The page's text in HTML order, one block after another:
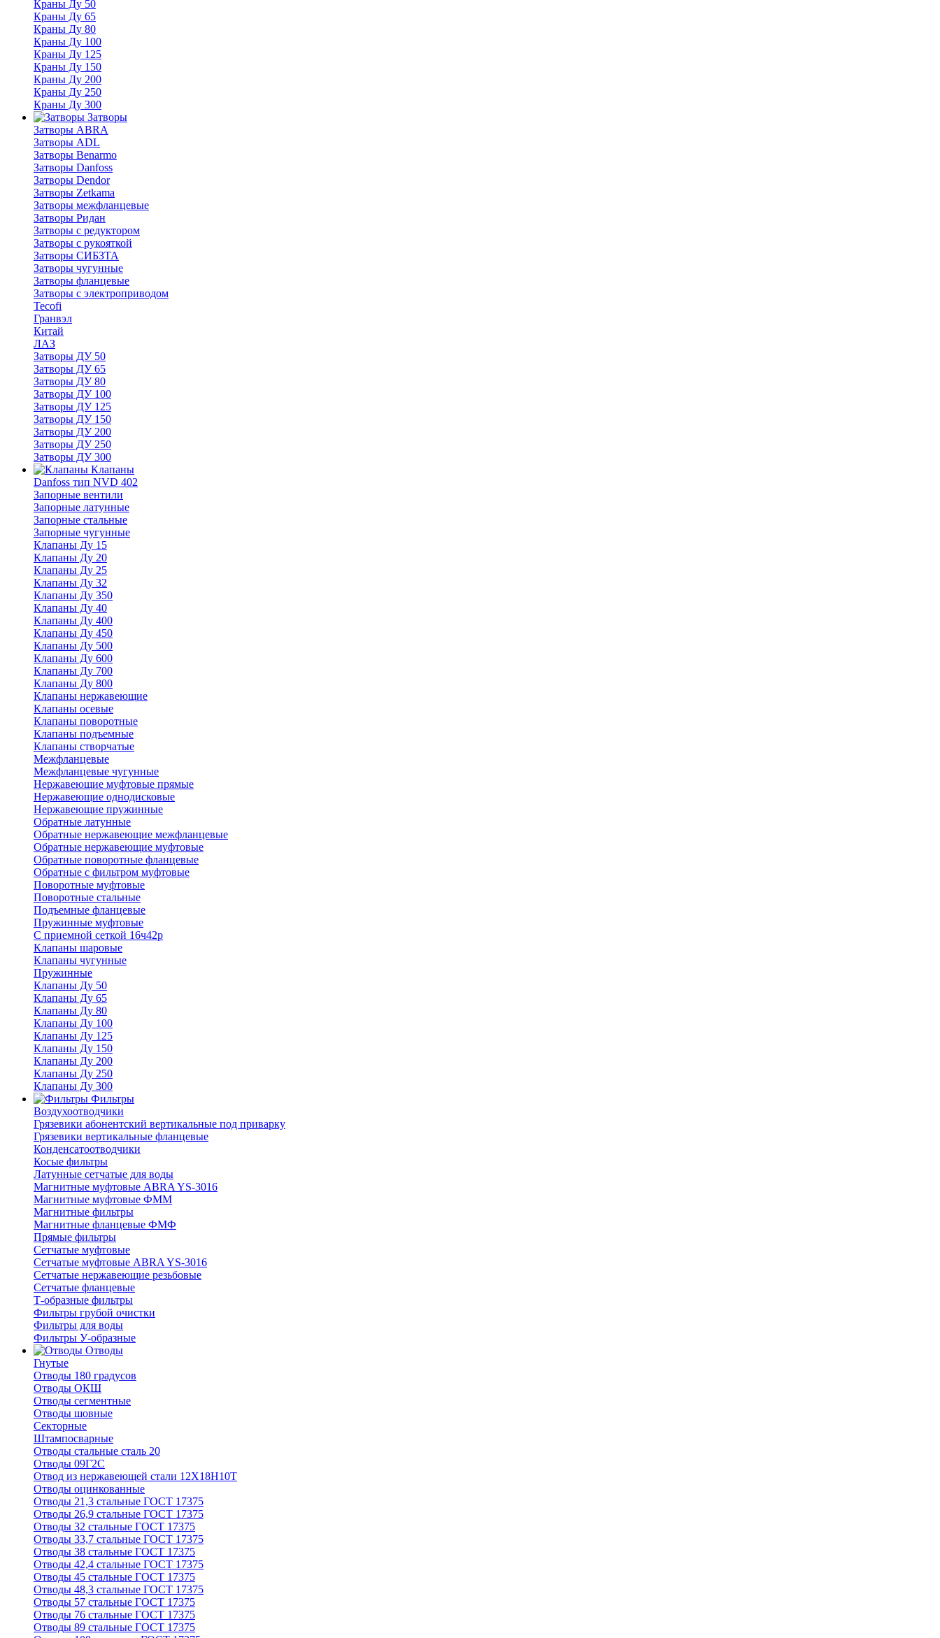
Краны Ду 50
Краны Ду 65
Краны Ду 80
Краны Ду 100
Краны Ду 125
Краны Ду 150
Краны Ду 200
Краны Ду 250
Краны Ду 300
Затворы
Затворы ABRA
Затворы ADL
Затворы Benarmo
Затворы Danfoss
Затворы Dendor
Затворы Zetkama
Затворы межфланцевые
Затворы Ридан
Затворы с редуктором
Затворы с рукояткой
Затворы СИБЗТА
Затворы чугунные
Затворы фланцевые
Затворы с электроприводом
Tecofi
Гранвэл
Китай
ЛАЗ
Затворы ДУ 50
Затворы ДУ 65
Затворы ДУ 80
Затворы ДУ 100
Затворы ДУ 125
Затворы ДУ 150
Затворы ДУ 200
Затворы ДУ 250
Затворы ДУ 300
Клапаны
Danfoss тип NVD 402
Запорные вентили
Запорные латунные
Запорные стальные
Запорные чугунные
Клапаны Ду 15
Клапаны Ду 20
Клапаны Ду 25
Клапаны Ду 32
Клапаны Ду 350
Клапаны Ду 40
Клапаны Ду 400
Клапаны Ду 450
Клапаны Ду 500
Клапаны Ду 600
Клапаны Ду 700
Клапаны Ду 800
Клапаны нержавеющие
Клапаны осевые
Клапаны поворотные
Клапаны подъемные
Клапаны створчатые
Межфланцевые
Межфланцевые чугунные
Нержавеющие муфтовые прямые
Нержавеющие однодисковые
Нержавеющие пружинные
Обратные латунные
Обратные нержавеющие межфланцевые
Обратные нержавеющие муфтовые
Обратные поворотные фланцевые
Обратные с фильтром муфтовые
Поворотные муфтовые
Поворотные стальные
Подъемные фланцевые
Пружинные муфтовые
С приемной сеткой 16ч42р
Клапаны шаровые
Клапаны чугунные
Пружинные
Клапаны Ду 50
Клапаны Ду 65
Клапаны Ду 80
Клапаны Ду 100
Клапаны Ду 125
Клапаны Ду 150
Клапаны Ду 200
Клапаны Ду 250
Клапаны Ду 300
Фильтры
Воздухоотводчики
Грязевики абонентский вертикальные под приварку
Грязевики вертикальные фланцевые
Конденсатоотводчики
Косые фильтры
Латунные сетчатые для воды
Магнитные муфтовые ABRA YS-3016
Магнитные муфтовые ФММ
Магнитные фильтры
Магнитные фланцевые ФМФ
Прямые фильтры
Сетчатые муфтовые
Сетчатые муфтовые ABRA YS-3016
Сетчатые нержавеющие резьбовые
Сетчатые фланцевые
Т-образные фильтры
Фильтры грубой очистки
Фильтры для воды
Фильтры У-образные
Отводы
Гнутые
Отводы 180 градусов
Отводы ОКШ
Отводы сегментные
Отводы шовные
Секторные
Штампосварные
Отводы стальные сталь 20
Отводы 09Г2С
Отвод из нержавеющей стали 12Х18Н10Т
Отводы оцинкованные
Отводы 21,3 стальные ГОСТ 17375
Отводы 26,9 стальные ГОСТ 17375
Отводы 32 стальные ГОСТ 17375
Отводы 33,7 стальные ГОСТ 17375
Отводы 38 стальные ГОСТ 17375
Отводы 42,4 стальные ГОСТ 17375
Отводы 45 стальные ГОСТ 17375
Отводы 48,3 стальные ГОСТ 17375
Отводы 57 стальные ГОСТ 17375
Отводы 76 стальные ГОСТ 17375
Отводы 89 стальные ГОСТ 17375